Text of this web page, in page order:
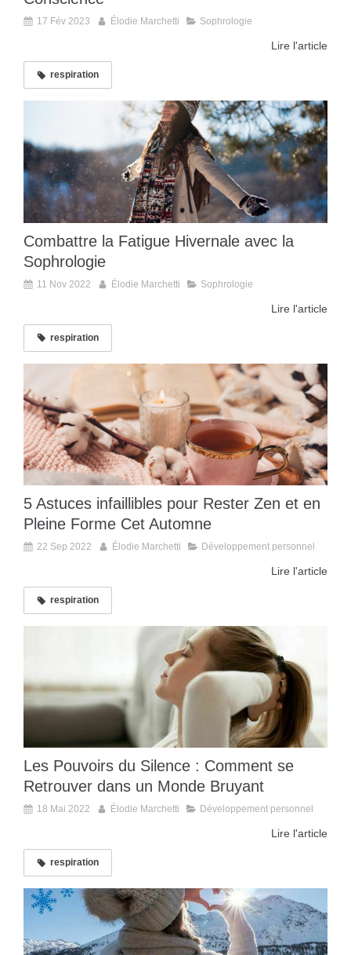
17 Fév 2023 Élodie Marchetti Sophrologie
Lire l'article
respiration
Combattre la Fatigue Hivernale avec la
Sophrologie
11 Nov 2022 Élodie Marchetti Sophrologie
Lire l'article
respiration
5 Astuces infaillibles pour Rester Zen et en
Pleine Forme Cet Automne
22 Sep 2022 Élodie Marchetti Développement personnel
Lire l'article
respiration
Les Pouvoirs du Silence : Comment se
Retrouver dans un Monde Bruyant
18 Mai 2022 Élodie Marchetti Développement personnel
Lire l'article
respiration